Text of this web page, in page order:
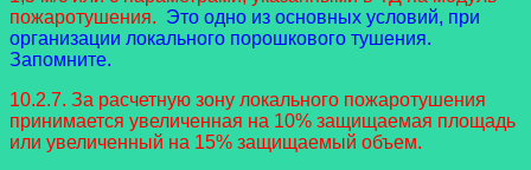
пожаротушения. Это одно из основных условий, при
организации локального порошкового тушения.
Запомните.
10.2.7. За расчетную зону локального пожаротушения
принимается увеличенная на 10% защищаемая площадь
или увеличенный на 15% защищаемый объем.